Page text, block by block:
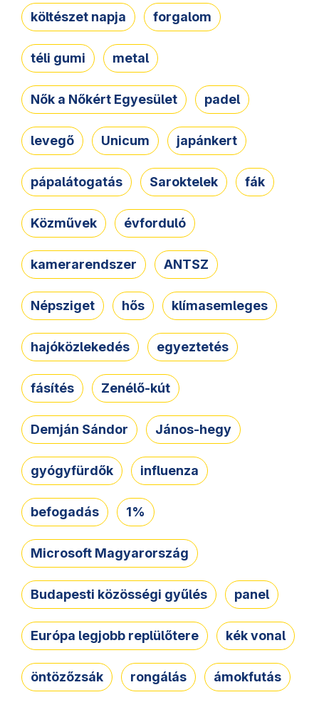
költészet napja forgalom
téli gumi metal
Nők a Nőkért Egyesület padel
levegő Unicum japánkert
pápalátogatás Saroktelek fák
Közművek évforduló
kamerarendszer ANTSZ
Népsziget hős klímasemleges
hajóközlekedés egyeztetés
fásítés Zenélő-kút
Demján Sándor János-hegy
gyógyfürdők influenza
befogadás 1%
Microsoft Magyarország
Budapesti közösségi gyűlés panel
Európa legjobb replülőtere kék vonal
öntözőzsák rongálás ámokfutás